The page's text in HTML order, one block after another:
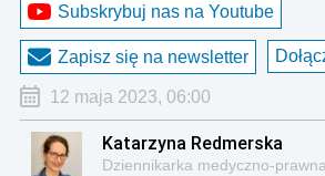
Subskrybuj nas na Youtube
Zapisz się na newsletter
12 maja 2023, 06:00
Katarzyna Redmerska
Dziennikarka medyczno-prawna